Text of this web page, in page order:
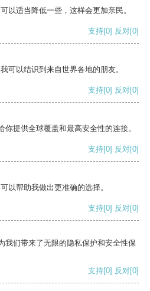
以适当降低一些，这样会更加亲民。
支持[0] 反对[0]
可以结识到来自世界各地的朋友。
支持[0] 反对[0]
提供全球覆盖和最高安全性的连接。
支持[0] 反对[0]
以帮助我做出更准确的选择。
支持[0] 反对[0]
我们带来了无限的隐私保护和安全性保
支持[0] 反对[0]